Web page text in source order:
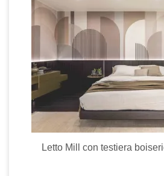
Letto Mill con testiera